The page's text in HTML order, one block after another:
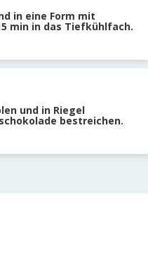
in eine Form mit
min in das Tiefkühlfach.
und in Riegel
bestreichen.